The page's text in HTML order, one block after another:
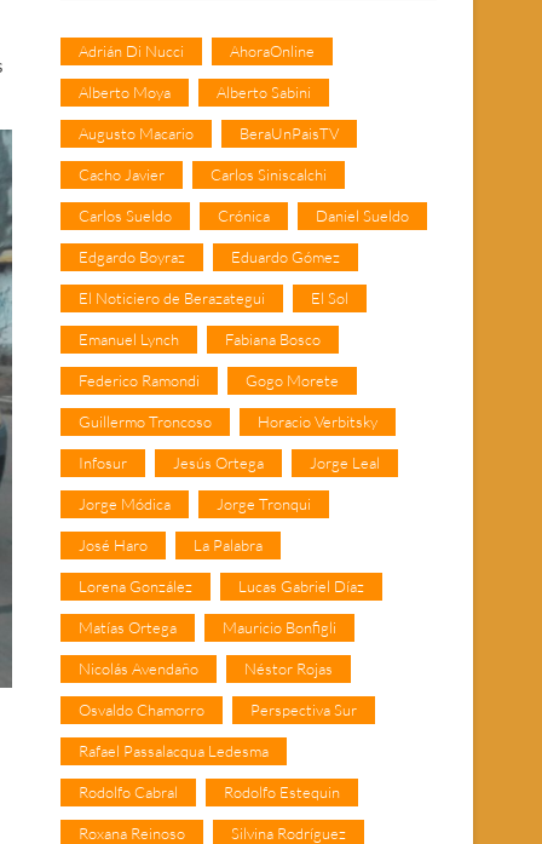
Adrián Di Nucci AhoraOnline
Alberto Moya Alberto Sabini
Augusto Macario BeraUnPaisTV
Cacho Javier Carlos Siniscalchi
Carlos Sueldo Crónica Daniel Sueldo
Edgardo Boyraz Eduardo Gómez
El Noticiero de Berazategui El Sol
Emanuel Lynch Fabiana Bosco
Federico Ramondi Gogo Morete
Guillermo Troncoso Horacio Verbitsky
Infosur Jesús Ortega Jorge Leal
Jorge Módica Jorge Tronqui
José Haro La Palabra
Lorena González Lucas Gabriel Díaz
Matías Ortega Mauricio Bonfigli
Nicolás Avendaño Néstor Rojas
Osvaldo Chamorro Perspectiva Sur
Rafael Passalacqua Ledesma
Rodolfo Cabral Rodolfo Estequin
Roxana Reinoso Silvina Rodríguez